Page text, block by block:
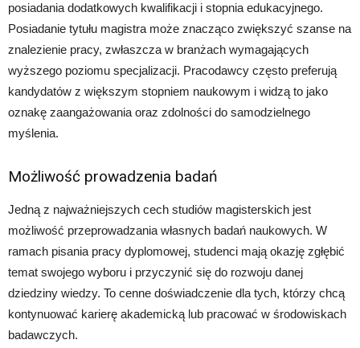
posiadania dodatkowych kwalifikacji i stopnia edukacyjnego.
Posiadanie tytułu magistra może znacząco zwiększyć szanse na
znalezienie pracy, zwłaszcza w branżach wymagających
wyższego poziomu specjalizacji. Pracodawcy często preferują
kandydatów z większym stopniem naukowym i widzą to jako
oznakę zaangażowania oraz zdolności do samodzielnego
myślenia.
Możliwość prowadzenia badań
Jedną z najważniejszych cech studiów magisterskich jest
możliwość przeprowadzania własnych badań naukowych. W
ramach pisania pracy dyplomowej, studenci mają okazję zgłębić
temat swojego wyboru i przyczynić się do rozwoju danej
dziedziny wiedzy. To cenne doświadczenie dla tych, którzy chcą
kontynuować karierę akademicką lub pracować w środowiskach
badawczych.